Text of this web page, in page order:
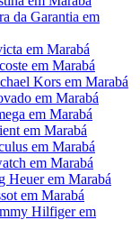
da Garantia em
em Marabá
em Marabá
Kors em Marabá
em Marabá
em Marabá
em Marabá
em Marabá
em Marabá
Heuer em Marabá
em Marabá
Hilfiger em